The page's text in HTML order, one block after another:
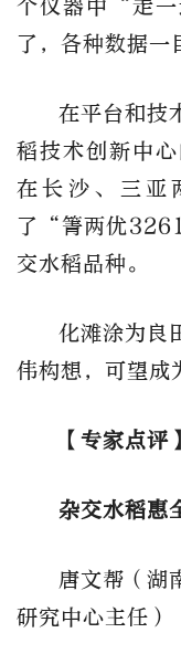
个仪器中“走
了，各种数据一
在平台和技
稻技术创新中
在长沙、三亚
了“箐两优
交水稻品种。
化滩涂为良
伟构想，可望成
【专家点评】
杂交水稻惠
唐文帮（湖
研究中心主任）